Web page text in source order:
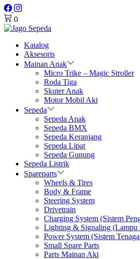
0
Katalog
Aksesoris
Mainan Anak
Micro Trike – Magic Stroller
Roda Tiga
Skuter Anak
Motor Mobil Aki
Sepeda
Sepeda Anak
Sepeda BMX
Sepeda Keranjang
Sepeda Lipat
Sepeda Gunung
Sepeda Listrik
Spareparts
Wheels & Tires
Body & Frame
Steering System
Drivetrain
Charging System (Sistem
Lighting & Signaling (Lampu
Power System (Sistem
Small Spare Parts
Parts Mainan Aki